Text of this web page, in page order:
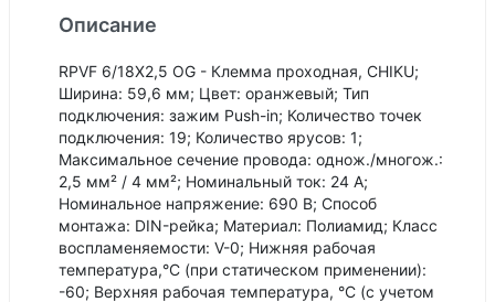
Описание
RPVF 6/18X2,5 OG - Клемма проходная, CHIKU;
Ширина: 59,6 мм; Цвет: оранжевый; Тип
подключения: зажим Push-in; Количество точек
подключения: 19; Количество ярусов: 1;
Максимальное сечение провода: однож./многож.:
2,5 мм² / 4 мм²; Номинальный ток: 24 А;
Номинальное напряжение: 690 В; Способ
монтажа: DIN-рейка; Материал: Полиамид; Класс
воспламеняемости: V-0; Нижняя рабочая
температура,°С (при статическом применении):
-60; Верхняя рабочая температура, °С (с учетом